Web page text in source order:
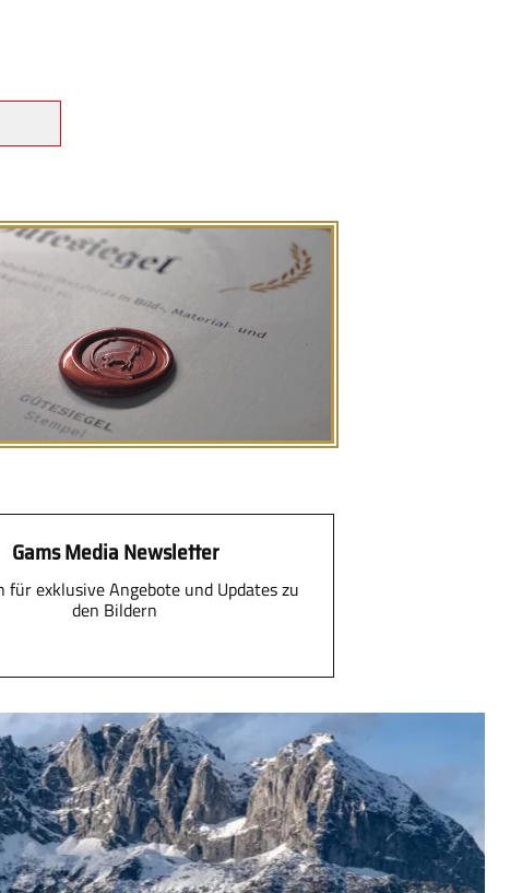
Gams Media Newsletter
für exklusive Angebote und Updates zu
den Bildern